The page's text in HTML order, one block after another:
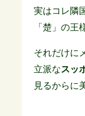
実はコレ隣
「楚」の
それだけに
立派なスッ
見るからに